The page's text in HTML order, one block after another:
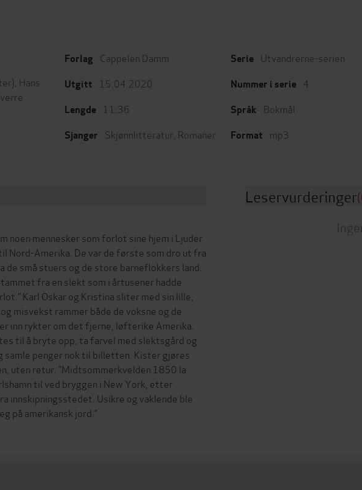
Hans
Forlag Cappelen Damm
Utgitt 15.04.2020
Lengde 11:36
Sjanger Skjønnlitteratur Romaner
Serie Utvandrerne-serien
Nummer i serie 4
Språk Bokmål
Format mp3
noen mennesker som forlot sine hjem i Ljuder
Nord-Amerika. De var de første som dro ut fra
de små stuers og de store barneflokkers land.
fra en slekt som i årtusener hadde
Karl Oskar og Kristina sliter med sin lille,
misvekst rammer både de voksne og de
inn rykter om det fjerne, løfterike Amerika.
til å bryte opp, ta farvel med slektsgård og
samle penger nok til billetten. Kister gjøres
uten retur. ”Midtsommerkvelden 1850 la
til ved bryggen i New York, etter
innskipningsstedet. Usikre og vaklende ble
på amerikansk jord.”
Leservurderinger